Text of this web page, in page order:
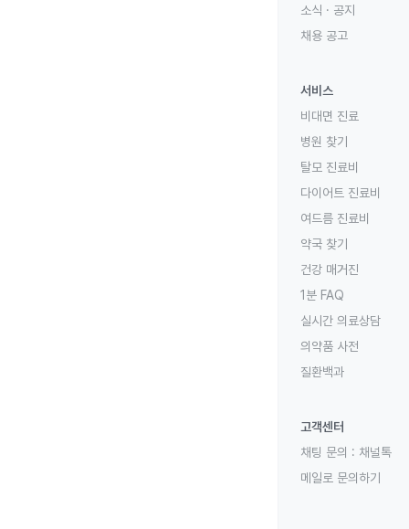
소식 · 공지
채용 공고
서비스
비대면 진료
병원 찾기
탈모 진료비
다이어트 진료비
여드름 진료비
약국 찾기
건강 매거진
1분 FAQ
실시간 의료상담
의약품 사전
질환백과
고객센터
채팅 문의 : 채널톡
메일로 문의하기